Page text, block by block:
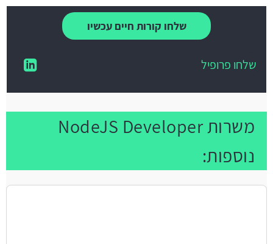
שלחו קורות חיים עכשיו
שלחו פרופיל
משרות NodeJS Developer
נוספות: